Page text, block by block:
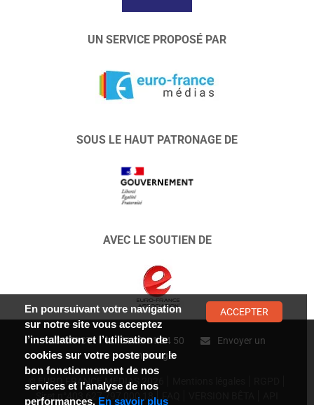
UN SERVICE PROPOSÉ PAR
SOUS LE HAUT PATRONAGE DE
AVEC LE SOUTIEN DE
CONTACT : 01 47 01 34 50
Envoyer un
message
© EURO FRANCE MÉDIAS 2026
Siret n°403 627 797 000 18
En poursuivant votre navigation
sur notre site vous acceptez
l’installation et l’utilisation de
cookies sur votre poste pour le
bon fonctionnement de nos
services et l'analyse de nos
performances. En savoir plus
ACCEPTER